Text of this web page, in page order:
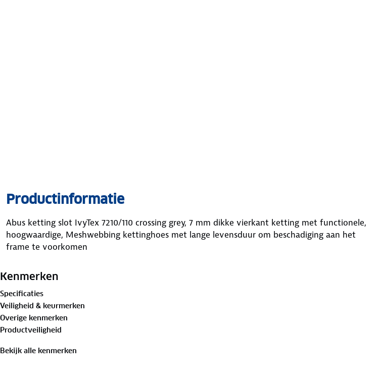
Productinformatie
Abus ketting slot IvyTex 7210/110 crossing grey, 7 mm dikke vierkant ketting met functionele,
hoogwaardige, Meshwebbing kettinghoes met lange levensduur om beschadiging aan het
frame te voorkomen
Kenmerken
Specificaties
Veiligheid & keurmerken
Overige kenmerken
Productveiligheid
Bekijk alle kenmerken